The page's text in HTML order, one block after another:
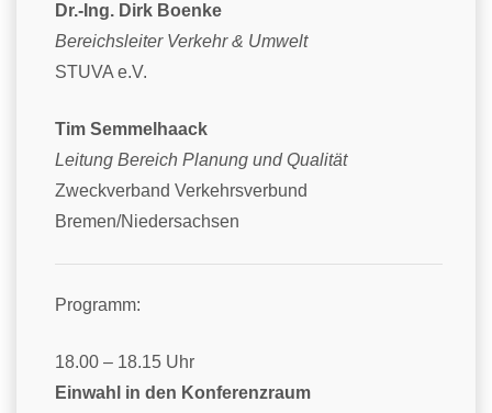
Dr.-Ing. Dirk Boenke
Bereichsleiter Verkehr & Umwelt
STUVA e.V.
Tim Semmelhaack
Leitung Bereich Planung und Qualität
Zweckverband Verkehrsverbund
Bremen/Niedersachsen
Programm:
18.00 – 18.15 Uhr
Einwahl in den Konferenzraum